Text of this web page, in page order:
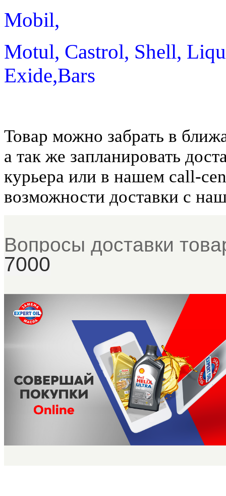
Mobil,
Motul, Castrol, Shell,
Exide,Bars
Товар можно забрать в
а так же запланировать
курьера или в нашем call-
возможности доставки с
Вопросы доставки
7000